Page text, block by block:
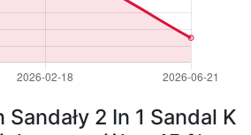
2 In 1 Sandal K